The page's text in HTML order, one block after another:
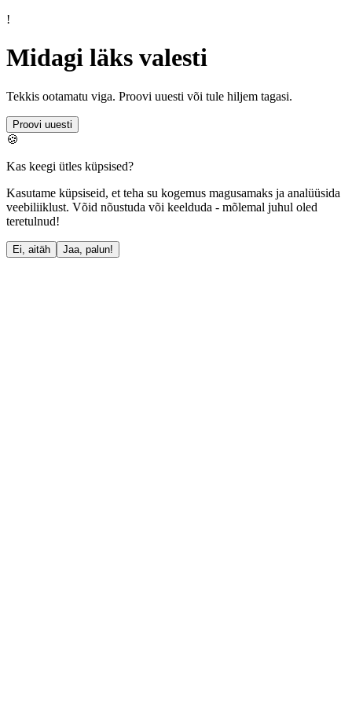
!
Midagi läks valesti
Tekkis ootamatu viga. Proovi uuesti või tule hiljem tagasi.
Proovi uuesti
🍪
Kas keegi ütles küpsised?
Kasutame küpsiseid, et teha su kogemus magusamaks ja analüüsida
veebiliiklust. Võid nõustuda või keelduda - mõlemal juhul oled
teretulnud!
Ei, aitäh Jaa, palun!